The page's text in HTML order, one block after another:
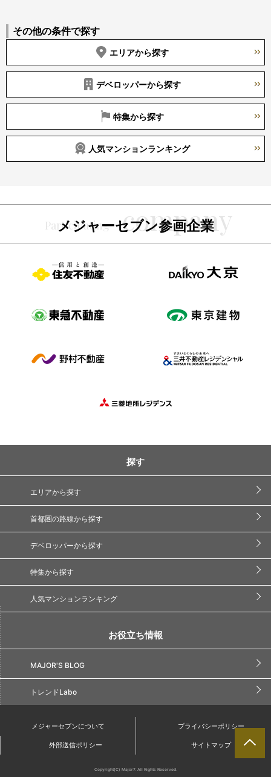
その他の条件で探す
エリアから探す
デベロッパーから探す
特集から探す
人気マンションランキング
メジャーセブン参画企業
探す
エリアから探す
首都圏の路線から探す
デベロッパーから探す
特集から探す
人気マンションランキング
お役立ち情報
MAJOR'S BLOG
トレンドLabo
メジャーセブンについて プライバシーポリシー
外部送信ポリシー サイトマップ
Copyright(C) Major7. All Rights Reserved.